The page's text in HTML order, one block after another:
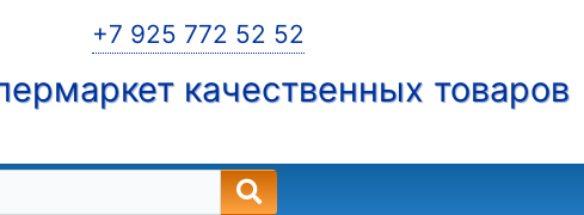
+7 925 772 52 52
качественных товаров